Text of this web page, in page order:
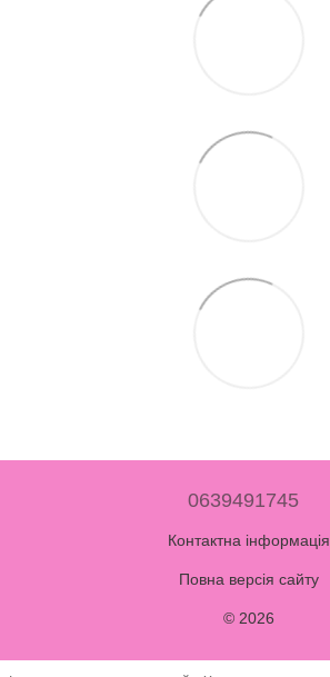
0639491745
Контактна інформація
Повна версія сайту
© 2026